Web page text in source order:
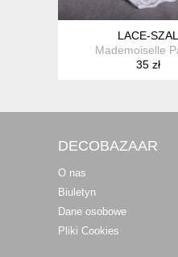
LACE-SZAL
Mademoiselle
35 zł
DECOBAZAAR
O nas
Biuletyn
Dane osobowe
Pliki Cookies